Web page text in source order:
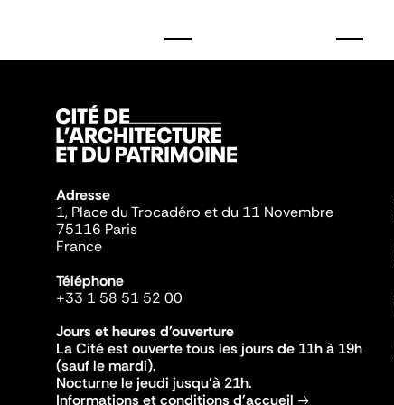
Adresse
1, Place du Trocadéro et du 11 Novembre
75116 Paris
France
Téléphone
+33 1 58 51 52 00
Jours et heures d'ouverture
La Cité est ouverte tous les jours de 11h à 19h
(sauf le mardi).
Nocturne le jeudi jusqu'à 21h.
Informations et conditions d'accueil